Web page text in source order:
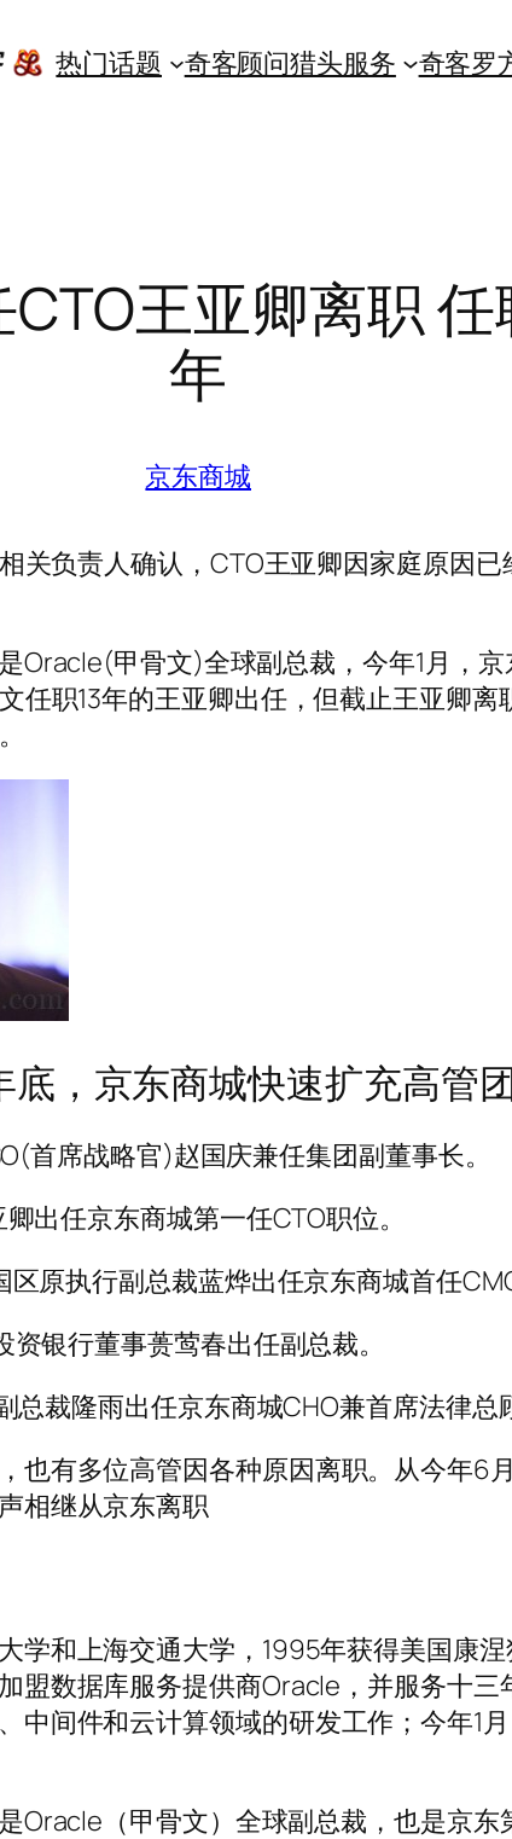
热门话题 奇客顾问猎头服务 奇客罗
王亚卿离职
年
京东商城
关负责人确认，CTO王亚卿因家庭原因
Oracle(甲骨文)全球副总裁，今年1月，
任职13年的王亚卿出任，但截止王亚卿离
底，京东商城快速扩充高管
首席战略官)赵国庆兼任集团副董事长。
出任京东商城第一任CTO职位。
原执行副总裁蓝烨出任京东商城首任
银行董事蒉莺春出任副总裁。
总裁隆雨出任京东商城CHO兼首席法律总
也有多位高管因各种原因离职。从今年6
相继从京东离职
学和上海交通大学，1995年获得美国康
盟数据库服务提供商Oracle，并服务十三
中间件和云计算领域的研发工作；今年1
Oracle（甲骨文）全球副总裁，也是京东